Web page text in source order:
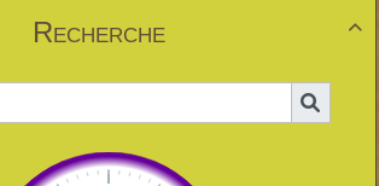

Recherche